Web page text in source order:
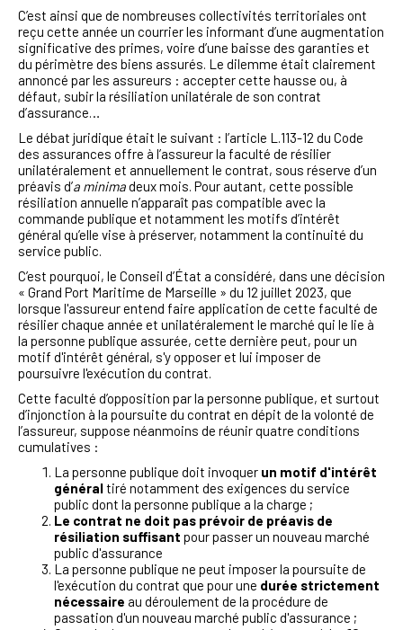
C’est ainsi que de nombreuses collectivités territoriales ont
reçu cette année un courrier les informant d’une augmentation
significative des primes, voire d’une baisse des garanties et
du périmètre des biens assurés. Le dilemme était clairement
annoncé par les assureurs : accepter cette hausse ou, à
défaut, subir la résiliation unilatérale de son contrat
d’assurance…
Le débat juridique était le suivant : l’article L.113-12 du Code
des assurances offre à l’assureur la faculté de résilier
unilatéralement et annuellement le contrat, sous réserve d’un
préavis d’a minimadeux mois. Pour autant, cette possible
résiliation annuelle n’apparaît pas compatible avec la
commande publique et notamment les motifs d’intérêt
général qu’elle vise à préserver, notamment la continuité du
service public.
C’est pourquoi, le Conseil d’État a considéré, dans une décision
« Grand Port Maritime de Marseille » du 12 juillet 2023, que
lorsque l'assureur entend faire application de cette faculté de
résilier chaque année et unilatéralement le marché qui le lie à
la personne publique assurée, cette dernière peut, pour un
motif d'intérêt général, s'y opposer et lui imposer de
poursuivre l'exécution du contrat.
Cette faculté d’opposition par la personne publique, et surtout
d’injonction à la poursuite du contrat en dépit de la volonté de
l’assureur, suppose néanmoins de réunir quatre conditions
cumulatives :
La personne publique doit invoquer un motif d'intérêt
généraltiré notamment des exigences du service
public dont la personne publique a la charge ;
Le contrat ne doit pas prévoir de préavis de
résiliation suffisant pour passer un nouveau marché
public d'assurance
La personne publique ne peut imposer la poursuite de
l'exécution du contrat que pour une durée strictement
nécessaire au déroulement de la procédure de
passation d'un nouveau marché public d'assurance ;